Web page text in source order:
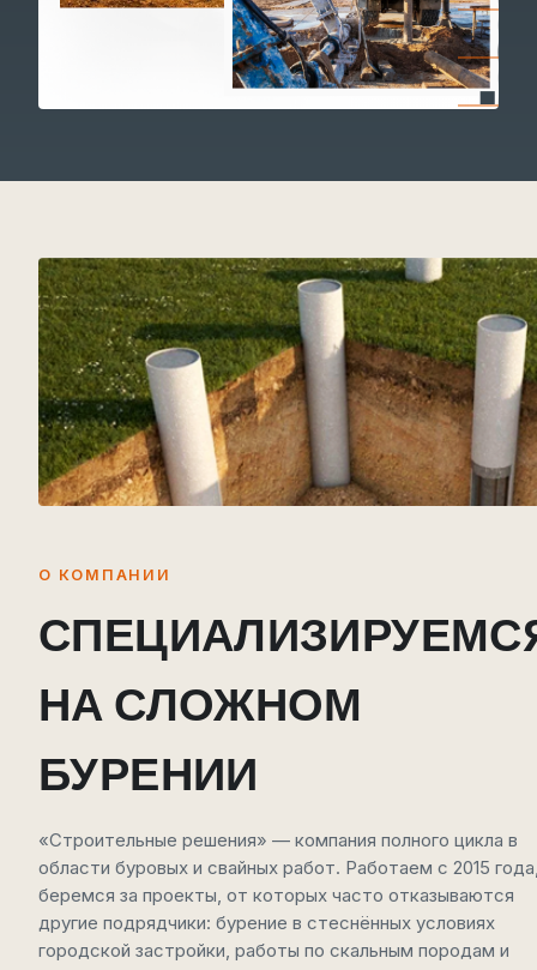
О КОМПАНИИ
НА СЛОЖНОМ
БУРЕНИИ
«Строительные решения» — компания полного цикла в
области буровых и свайных работ. Работаем с 2015
беремся за проекты, от которых часто отказываются
другие подрядчики: бурение в стеснённых условиях
городской застройки, работы по скальным породам и